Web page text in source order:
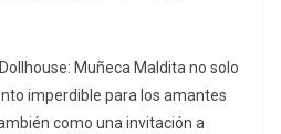
Dollhouse: Muñeca Maldita no solo
imperdible para los amantes
como una invitación a